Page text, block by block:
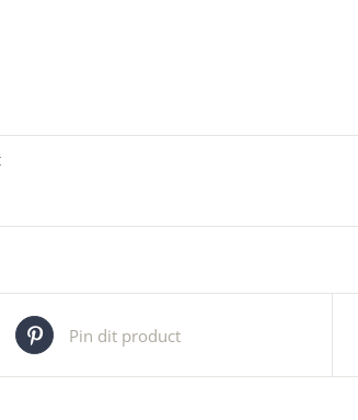
Pin dit product